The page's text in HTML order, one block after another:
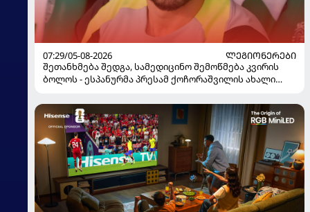
07:29/05-08-2026
ᲚᲔᲒᲘᲝᲜᲔᲠᲔᲑᲘ
შეთანხმება შედგა, სამედიცინო შემოწმება კვირის
ბოლოს - ესპანურმა პრესამ ქოჩორაშვილის ახალი